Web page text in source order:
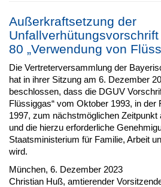
Außerkraftsetzung der
80 „Verwendung von
Die Vertreterversammlung der
hat in ihrer Sitzung am 6. Dezember
beschlossen, dass die DGUV
Flüssiggas“ vom Oktober 1993, in
1997, zum nächstmöglichen
und die hierzu erforderliche
Staatsministerium für Familie, Arbeit
wird.
München, 6. Dezember 2023
Christian Huß, amtierender